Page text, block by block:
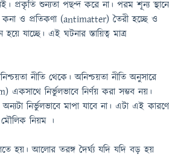
প্রকৃতি শুন্যতা পছন্দ করে না। পরম শূন্য স্থানে
ও প্রতিকণা (antimatter) তৈরী হচ্ছে ও
যাচ্ছে। এই ঘটনার স্তায়িত্ব মাত্র
নীতি থেকে। অনিশ্চয়তা নীতি অনুসারে
নির্ভুলভাবে নির্ণয় করা সম্ভব নয়।
নির্ভুলভাবে মাপা যাবে না। এটা এই কারণে
নিয়ম ।
হয়। আলোর তরঙ্গ দৈর্ঘ্য যদি যদি বড় হয়